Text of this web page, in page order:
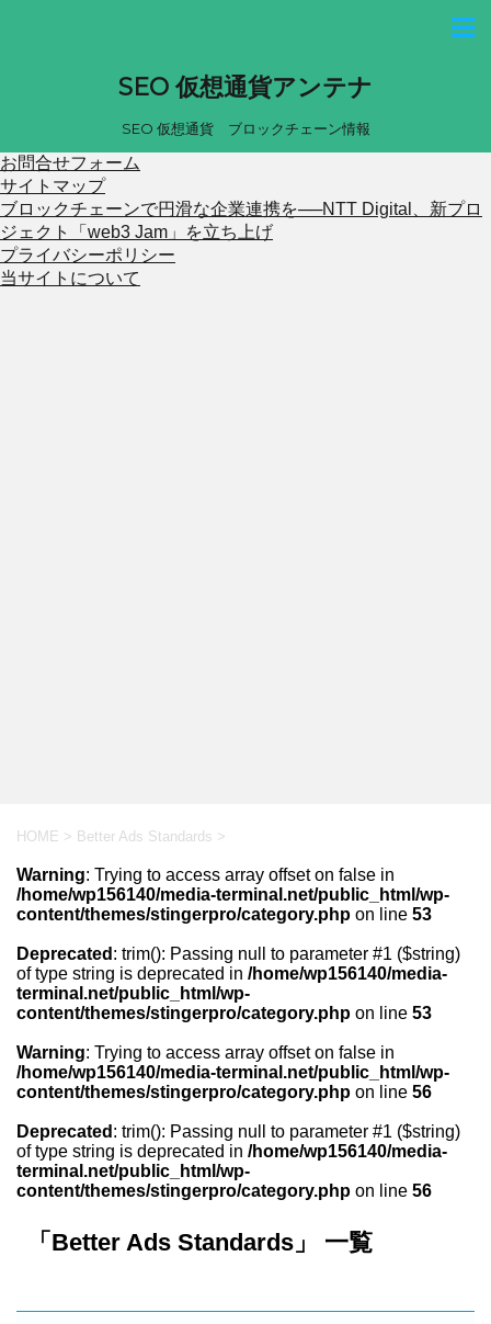
SEO 仮想通貨アンテナ
SEO 仮想通貨 ブロックチェーン情報
お問合せフォーム
サイトマップ
ブロックチェーンで円滑な企業連携を──NTT Digital、新プロ
ジェクト「web3 Jam」を立ち上げ
プライバシーポリシー
当サイトについて
HOME > Better Ads Standards >
Warning: Trying to access array offset on false in
/home/wp156140/media-terminal.net/public_html/wp-
content/themes/stingerpro/category.php on line 53
Deprecated : trim(): Passing null to parameter #1 ($string)
of type string is deprecated in /home/wp156140/media-
terminal.net/public_html/wp-
content/themes/stingerpro/category.php on line 53
Warning: Trying to access array offset on false in
/home/wp156140/media-terminal.net/public_html/wp-
content/themes/stingerpro/category.php on line 56
Deprecated : trim(): Passing null to parameter #1 ($string)
of type string is deprecated in /home/wp156140/media-
terminal.net/public_html/wp-
content/themes/stingerpro/category.php on line 56
「Better Ads Standards」 一覧